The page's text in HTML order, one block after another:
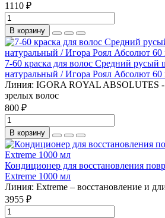
1110 ₽
В корзину
7-60 краска для волос Средний русый
натуральный / Игора Роял Абсолют 60
Линия: IGORA ROYAL ABSOLUTES -
зрелых волос
800 ₽
В корзину
Кондиционер для восстановления
Extreme 1000 мл
Линия: Extreme – восстановление и
3955 ₽